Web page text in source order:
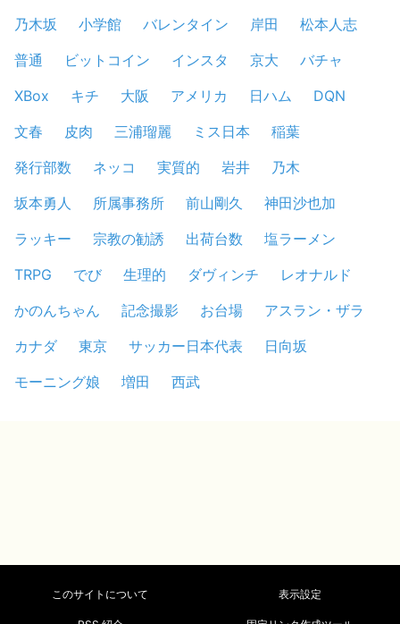
乃木坂 小学館 バレンタイン 岸田
松本人志
普通
ビットコイン インスタ 京大
バチャ
XBox
キチ 大阪 アメリカ 日ハム
DQN
文春
皮肉 三浦瑠麗 ミス日本
稲葉
発行部数
ネッコ 実質的 岩井
乃木
坂本勇人
所属事務所 前山剛久
神田沙也加
ラッキー
宗教の勧誘 出荷台数
塩ラーメン
TRPG
でび 生理的 ダヴィンチ
レオナルド
かのんちゃん
記念撮影 お台場
アスラン・ザラ
カナダ
東京 サッカー日本代表
日向坂
モーニング娘
増田 西武
このサイトについて 表示設定